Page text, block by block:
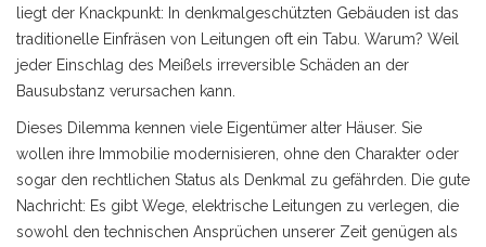
liegt der Knackpunkt: In denkmalgeschützten Gebäuden ist das
traditionelle Einfräsen von Leitungen oft ein Tabu. Warum? Weil
jeder Einschlag des Meißels irreversible Schäden an der
Bausubstanz verursachen kann.
Dieses Dilemma kennen viele Eigentümer alter Häuser. Sie
wollen ihre Immobilie modernisieren, ohne den Charakter oder
sogar den rechtlichen Status als Denkmal zu gefährden. Die gute
Nachricht: Es gibt Wege, elektrische Leitungen zu verlegen, die
sowohl den technischen Ansprüchen unserer Zeit genügen als